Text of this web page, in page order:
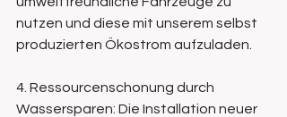
nutzen und diese mit unserem selbst
produzierten Ökostrom aufzuladen.
4. Ressourcenschonung durch
Wassersparen: Die Installation neuer